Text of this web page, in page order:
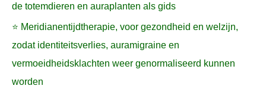
de totemdieren en auraplanten als gids
⭐ Meridianentijdtherapie, voor gezondheid en welzijn,
zodat identiteitsverlies, auramigraine en
vermoeidheidsklachten weer genormaliseerd kunnen
worden